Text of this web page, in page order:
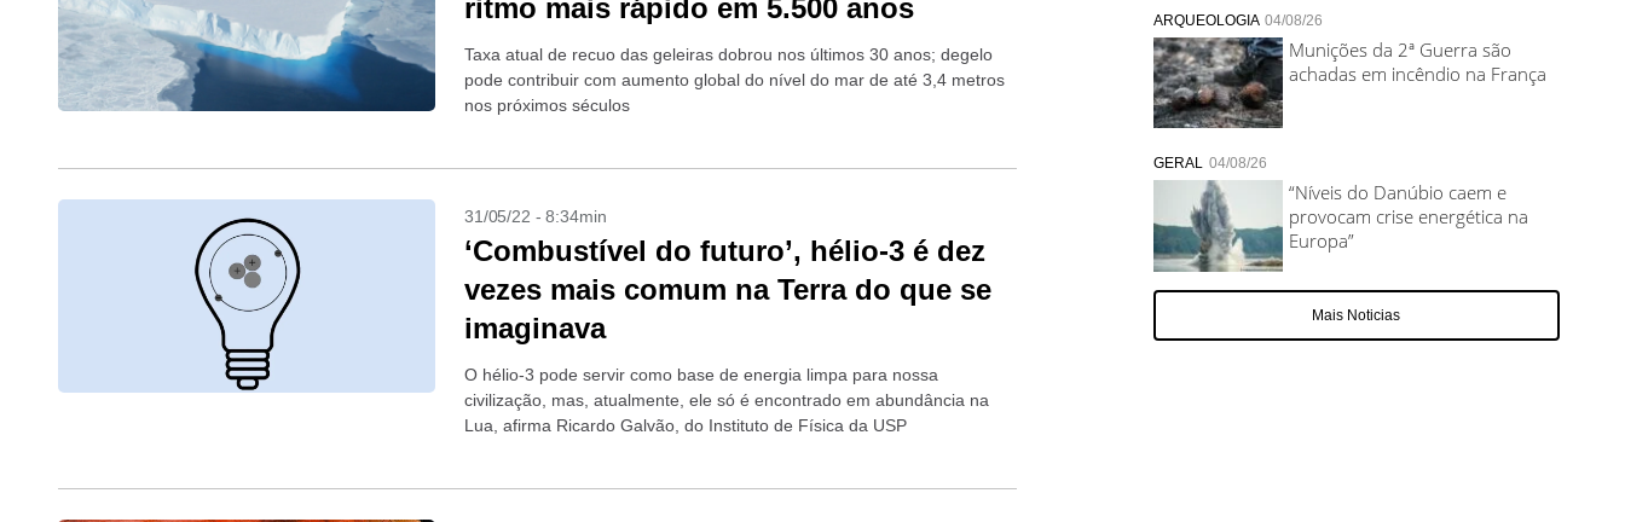
ritmo mais rápido em 5.500 anos
Taxa atual de recuo das geleiras dobrou nos últimos 30 anos; degelo
pode contribuir com aumento global do nível do mar de até 3,4 metros
nos próximos séculos
31/05/22 - 8:34min
‘Combustível do futuro’, hélio-3 é dez
vezes mais comum na Terra do que se
imaginava
O hélio-3 pode servir como base de energia limpa para nossa
civilização, mas, atualmente, ele só é encontrado em abundância na
Lua, afirma Ricardo Galvão, do Instituto de Física da USP
ARQUEOLOGIA 04/08/26
Munições da 2ª Guerra são
achadas em incêndio na França
GERAL 04/08/26
“Níveis do Danúbio caem e
provocam crise energética na
Europa”
Mais Noticias